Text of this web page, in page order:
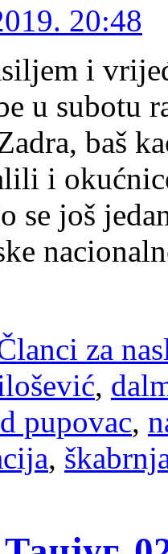
20:48
i
u subotu
baš
i
se još
za
,
pupovac,
,